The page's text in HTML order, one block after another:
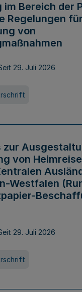
im Bereich der
Regelungen
von
29. Juli 2026
zur
von
Westfalen
29. Juli 2026